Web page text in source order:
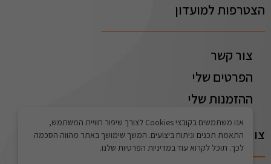
אנו משתמשים בקובצי Cookies לצורך שיפור חוויית המשתמש,
התאמת תכנים וניתוח ביצועים. המשך שימושך באתר מהווה הסכמה
לכך. תוכל לקרוא עוד במדיניות הפרטיות שלנו.
הצטרפות למועדון
צור קשר
הפרטים שלי
ההזמנות שלי
צור קשר